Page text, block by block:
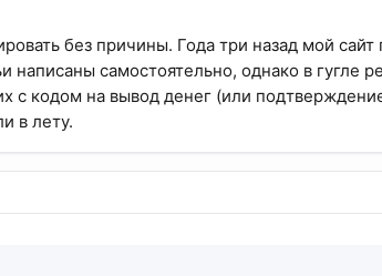
без причины. Года три назад мой
написаны самостоятельно, однако в
с кодом на вывод денег (или
в лету.